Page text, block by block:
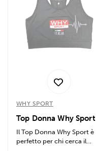
WHY SPORT
Top Donna Why Sport
Il Top Donna Why Sport è
perfetto per chi cerca il